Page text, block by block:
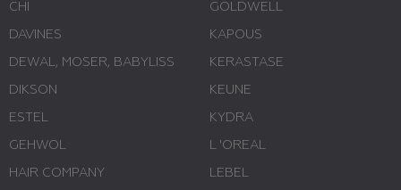
CHI
DAVINES
DEWAL, MOSER, BABYLISS
DIKSON
ESTEL
GEHWOL
HAIR COMPANY
GOLDWELL
KAPOUS
KERASTASE
KEUNE
KYDRA
L 'ОREAL
LEBEL